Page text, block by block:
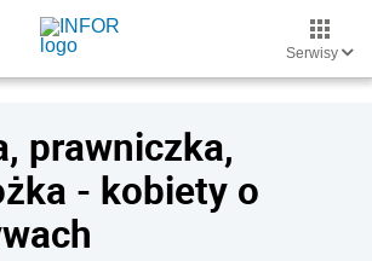
Serwisy
prawniczka,
- kobiety o